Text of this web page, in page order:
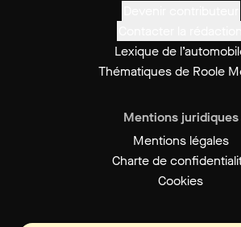
Lexique de
Thématiques de Roole
Mentions juridiques
Mentions légales
Charte de
Cookies